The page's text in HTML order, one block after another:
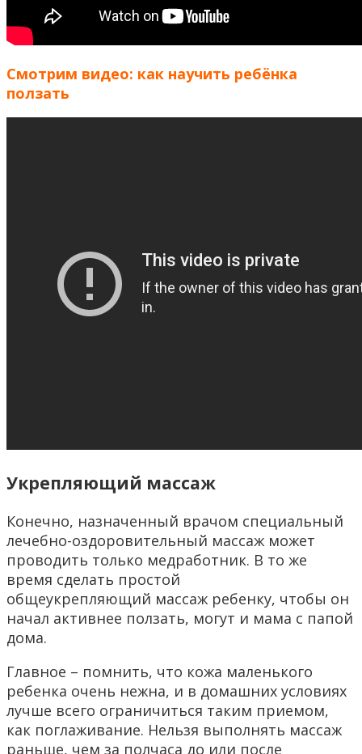
Смотрим видео: как научить ребёнка
ползать
Укрепляющий массаж
Конечно, назначенный врачом специальный
лечебно-оздоровительный массаж может
проводить только медработник. В то же
время сделать простой
общеукрепляющий массаж ребенку, чтобы он
начал активнее ползать, могут и мама с папой
дома.
Главное – помнить, что кожа маленького
ребенка очень нежна, и в домашних условиях
лучше всего ограничиться таким приемом,
как поглаживание. Нельзя выполнять массаж
раньше, чем за полчаса до или после